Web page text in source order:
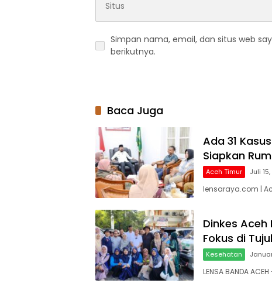
Simpan nama, email, dan situs web
berikutnya.
Baca Juga
Ada 31
Siapkan
Aceh Timur Juli
lensaraya.com |
Dinkes Aceh
Fokus di
Kesehatan
LENSA BANDA